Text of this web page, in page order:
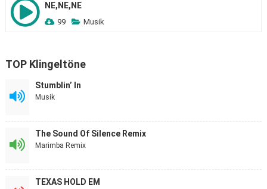
NE,NE,NE
99 Musik
TOP Klingeltöne
Stumblin’ In
Musik
The Sound Of Silence Remix
Marimba Remix
TEXAS HOLD EM